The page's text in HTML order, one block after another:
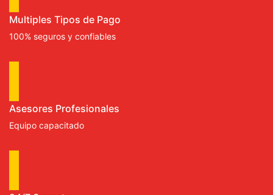
Multiples Tipos de Pago
100% seguros y confiables
Asesores Profesionales
Equipo capacitado